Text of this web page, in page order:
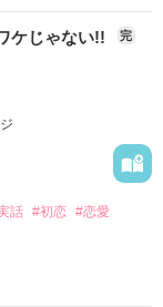
ケじゃない!! 完
話 #初恋 #恋愛